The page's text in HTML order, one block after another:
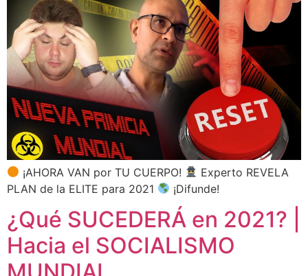
¡AHORA VAN por TU CUERPO!
Experto REVELA
PLAN de la ELITE para 2021
¡Difunde!
¿Qué SUCEDERÁ en 2021? |
Hacia el SOCIALISMO